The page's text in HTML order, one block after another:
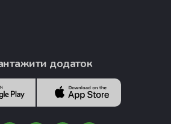
додаток